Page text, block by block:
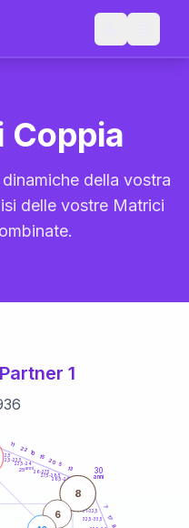
Coppia
della vostra
delle vostre Matrici
1
30
anni
22,5
22,5-23,5
23,5-24
26-27,5
27,5-28,5
28,5-29
31-32,5
32,5-33,5
11
22 10
15
20 5
13
7
17
8
6
25anni